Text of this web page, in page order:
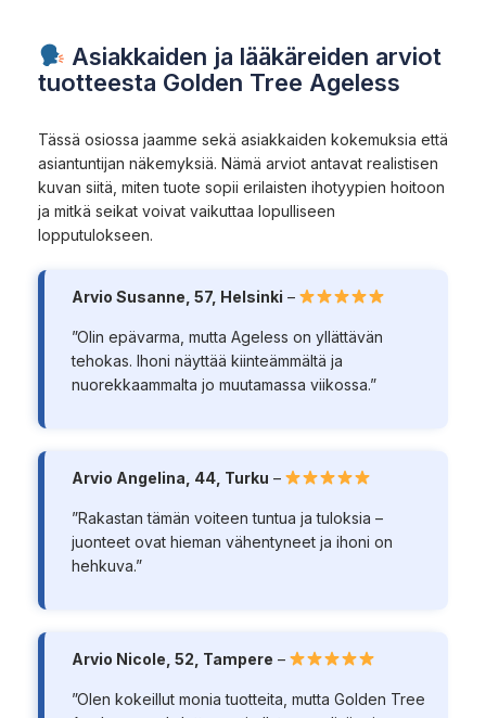
Asiakkaiden ja lääkäreiden arviot
tuotteesta Golden Tree Ageless
Tässä osiossa jaamme sekä asiakkaiden kokemuksia että
asiantuntijan näkemyksiä. Nämä arviot antavat realistisen
kuvan siitä, miten tuote sopii erilaisten ihotyypien hoitoon
ja mitkä seikat voivat vaikuttaa lopulliseen
lopputulokseen.
Arvio Susanne, 57, Helsinki –
”Olin epävarma, mutta Ageless on yllättävän
tehokas. Ihoni näyttää kiinteämmältä ja
nuorekkaammalta jo muutamassa viikossa.”
Arvio Angelina, 44, Turku –
”Rakastan tämän voiteen tuntua ja tuloksia –
juonteet ovat hieman vähentyneet ja ihoni on
hehkuva.”
Arvio Nicole, 52, Tampere –
”Olen kokeillut monia tuotteita, mutta Golden Tree